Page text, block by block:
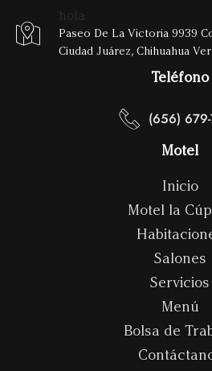
Paseo De La Victoria 9939
Ciudad Juárez, Chihuahua
Teléfono
(656)
Motel
Inicio
Motel la
Salones
Servicios
Menú
Bolsa de